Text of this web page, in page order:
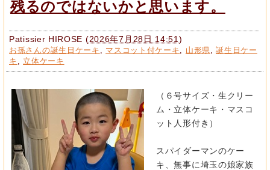
残るのではないかと思います。
Patissier HIROSE (2026年7月28日 14:51 )
お孫さんの誕生日ケーキ マスコット付ケーキ 山形県 ,誕生日ケー
キ
立体ケーキ
（６号サイズ・生クリー
ム・立体ケーキ・マスコ
ット人形付き）
スパイダーマンのケー
キ、無事に埼玉の娘家族